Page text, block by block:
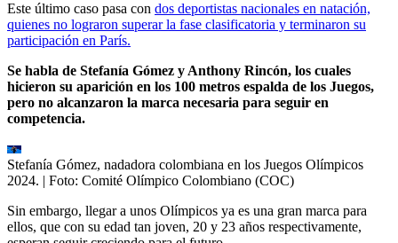
Este último caso pasa con dos deportistas nacionales en natación,
quienes no lograron superar la fase clasificatoria y terminaron su
participación en París.
Se habla de Stefanía Gómez y Anthony Rincón, los cuales
hicieron su aparición en los 100 metros espalda de los Juegos,
pero no alcanzaron la marca necesaria para seguir en
competencia.
Stefanía Gómez, nadadora colombiana en los Juegos Olímpicos
2024. | Foto: Comité Olímpico Colombiano (COC)
Sin embargo, llegar a unos Olímpicos ya es una gran marca para
ellos, que con su edad tan joven, 20 y 23 años respectivamente,